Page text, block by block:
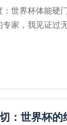
世界杯体能硬
家，我见证过
：世界杯